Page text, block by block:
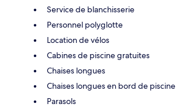
Service de blanchisserie
Personnel polyglotte
Location de vélos
Cabines de piscine gratuites
Chaises longues
Chaises longues en bord de piscine
Parasols